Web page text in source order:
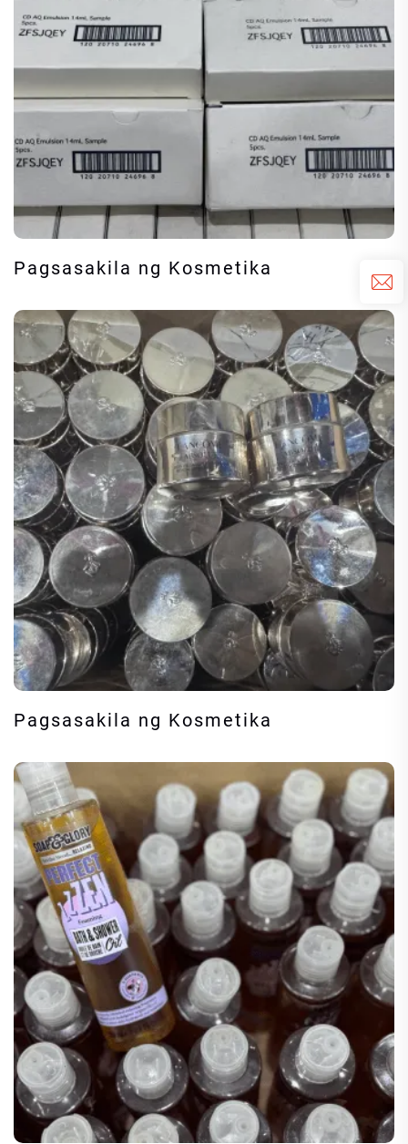
Pagsasakila ng Kosmetika
Pagsasakila ng Kosmetika